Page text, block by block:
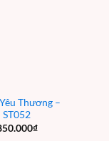
Thương –
ST052
₫